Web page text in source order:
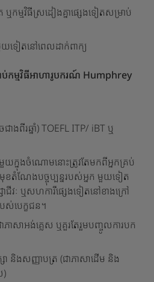
ឬកម្មវិធីស្រដៀងគ្នាផ្សេងទៀតសម្រាប់
ទៀតនៅពេលដាក់ពាក្យ
ប់កម្មវិធីអាហារូបករណ៍ Humphrey
ាងពីរឆ្នាំ) TOEFL ITP/ iBT ឬ
នុងចំណោមនោះត្រូវតែមកពីអ្នកគ្រប់
មុខតំណែងបច្ចុប្បន្នរបស់អ្នក មួយទៀត
ជាជីវៈ ឬសហការីផ្សេងទៀតនៅខាងក្រៅ
បស់បេក្ខជន។
សាអង់គ្លេស ឬគួរតែរួមបញ្ចូលការបក
ា និងសញ្ញាបត្រ (ជាភាសាដើម និង
)